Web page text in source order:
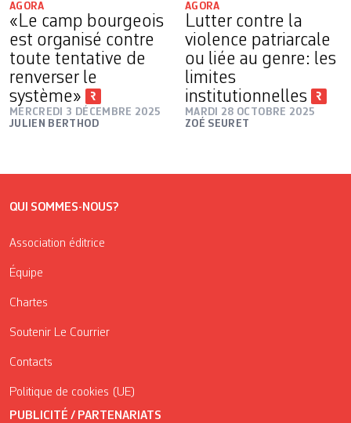
AGORA
«Le camp bourgeois
est organisé contre
toute tentative de
renverser le
système»
MERCREDI 3 DÉCEMBRE 2025
JULIEN BERTHOD
AGORA
Lutter contre la
violence patriarcale
ou liée au genre: les
limites
institutionnelles
MARDI 28 OCTOBRE 2025
ZOÉ SEURET
QUI SOMMES-NOUS?
Association éditrice
Équipe
Chartes
Soutenir Le Courrier
Contacts
Politique de cookies (UE)
PUBLICITÉ / PARTENARIATS